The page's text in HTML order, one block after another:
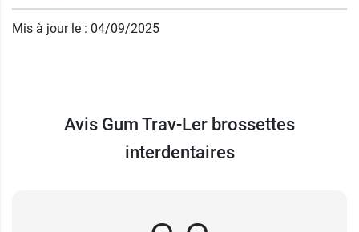
jusqu'à25% de plaque dentaire supplémentaire
par rapport à des brins en nylon classique.
postérieures. Les brossettes interdentaires Gum
Trav-Ler sont également imprégnées
Mis à jour le : 04/09/2025
Avis Gum Trav-Ler brossettes
interdentaires